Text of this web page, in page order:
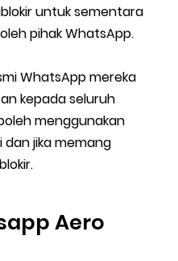
untuk sementara
pihak WhatsApp.
WhatsApp mereka
kepada seluruh
menggunakan
dan jika memang
Aero